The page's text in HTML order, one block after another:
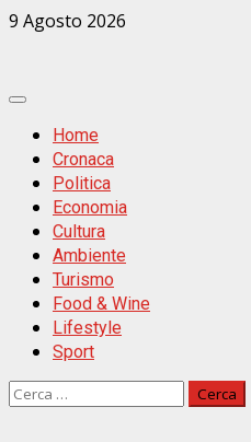
Zum
9 Agosto 2026
Primäres
MenüHome
Cronaca
Politica
Economia
Cultura
Ambiente
Turismo
Food & Wine
Lifestyle
Sport
Ricerca